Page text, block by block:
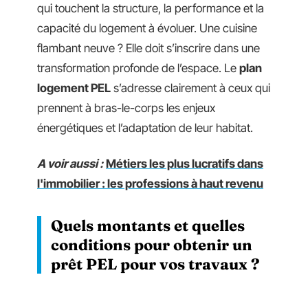
qui touchent la structure, la performance et la
capacité du logement à évoluer. Une cuisine
flambant neuve ? Elle doit s’inscrire dans une
transformation profonde de l’espace. Le plan
logement PEL s’adresse clairement à ceux qui
prennent à bras-le-corps les enjeux
énergétiques et l’adaptation de leur habitat.
A voir aussi : Métiers les plus lucratifs dans
l'immobilier : les professions à haut revenu
Quels montants et quelles
conditions pour obtenir un
prêt PEL pour vos travaux ?